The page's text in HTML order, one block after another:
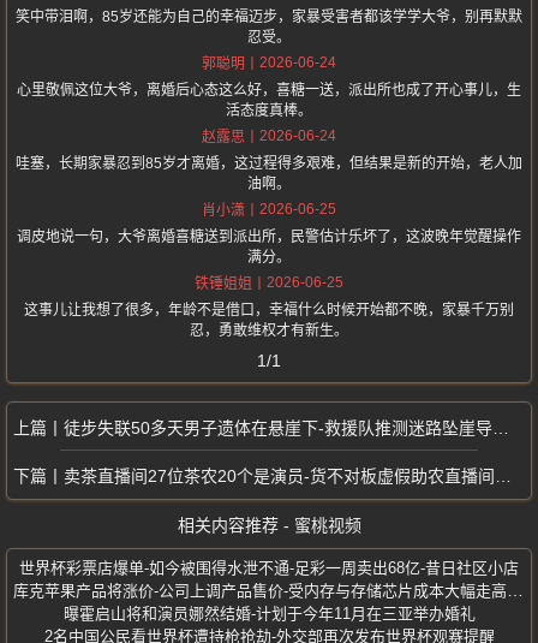
笑中带泪啊，85岁还能为自己的幸福迈步，家暴受害者都该学学大爷，别再默默
忍受。
郭聪明
2026-06-24
心里敬佩这位大爷，离婚后心态这么好，喜糖一送，派出所也成了开心事儿，生
活态度真棒。
赵露思
2026-06-24
哇塞，长期家暴忍到85岁才离婚，这过程得多艰难，但结果是新的开始，老人加
油啊。
肖小潇
2026-06-25
调皮地说一句，大爷离婚喜糖送到派出所，民警估计乐坏了，这波晚年觉醒操作
满分。
铁锤姐姐
2026-06-25
这事儿让我想了很多，年龄不是借口，幸福什么时候开始都不晚，家暴千万别
忍，勇敢维权才有新生。
1/1
徒步失联50多天男子遗体在悬崖下-救援队推测迷路坠崖导致悲剧
卖茶直播间27位茶农20个是演员-货不对板虚假助农直播间卖茶骗局曝光
相关内容推荐 - 蜜桃视频
世界杯彩票店爆单-如今被围得水泄不通-足彩一周卖出68亿-昔日社区小店
曝霍启山将和演员娜然结婚-计划于今年11月在三亚举办婚礼
2名中国公民看世界杯遭持枪抢劫-外交部再次发布世界杯观赛提醒